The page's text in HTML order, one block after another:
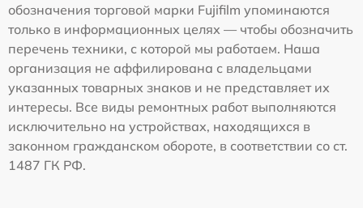
обозначения торговой марки Fujifilm упоминаются
только в информационных целях — чтобы обозначить
перечень техники, с которой мы работаем. Наша
организация не аффилирована с владельцами
указанных товарных знаков и не представляет их
интересы. Все виды ремонтных работ выполняются
исключительно на устройствах, находящихся в
законном гражданском обороте, в соответствии со ст.
1487 ГК РФ.